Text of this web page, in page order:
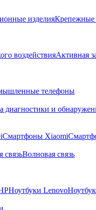
изделияКрепежные
воздействияАктивная
телефоны
диагностики и
Смартфоны Xiaomi
связьВолновая связь
Ноутбуки Lenovo